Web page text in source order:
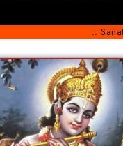
:: Sanathana